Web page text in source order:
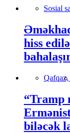
Sosial
hiss
Qafqaz,
“Tramp
biləcək